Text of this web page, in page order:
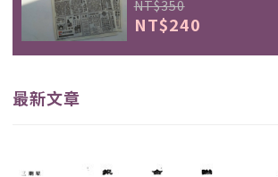
NT$350
NT$240
最新文章